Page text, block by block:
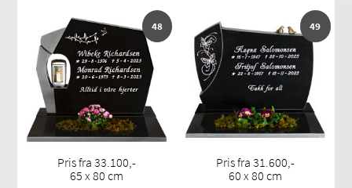
48
Pris fra 33.100,-
65 x 80 cm
49
Pris fra 31.600,-
60 x 80 cm